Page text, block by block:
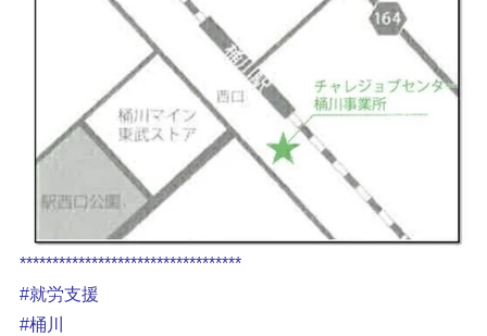
**********************************
#就労支援
#桶川